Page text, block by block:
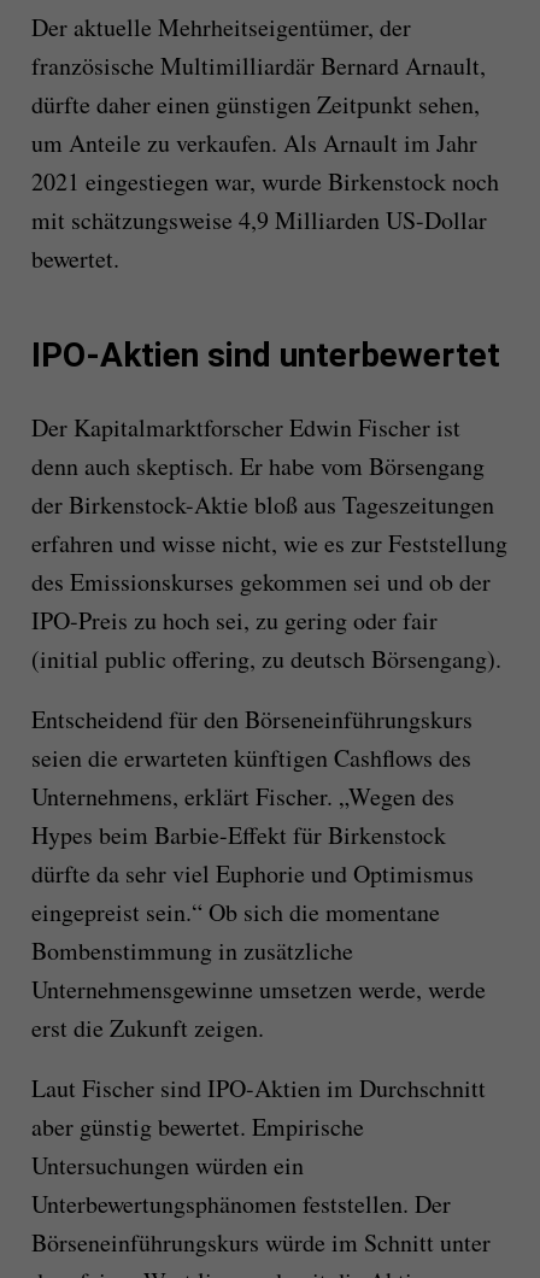
Der aktuelle Mehrheitseigentümer, der
französische Multimilliardär Bernard Arnault,
dürfte daher einen günstigen Zeitpunkt sehen,
um Anteile zu verkaufen. Als Arnault im Jahr
2021 eingestiegen war, wurde Birkenstock noch
mit schätzungsweise 4,9 Milliarden US-Dollar
bewertet.
IPO-Aktien sind unterbewertet
Der Kapitalmarktforscher Edwin Fischer ist
denn auch skeptisch. Er habe vom Börsengang
der Birkenstock-Aktie bloß aus Tageszeitungen
erfahren und wisse nicht, wie es zur Feststellung
des Emissionskurses gekommen sei und ob der
IPO-Preis zu hoch sei, zu gering oder fair
(initial public offering, zu deutsch Börsengang).
Entscheidend für den Börseneinführungskurs
seien die erwarteten künftigen Cashflows des
Unternehmens, erklärt Fischer. „Wegen des
Hypes beim Barbie-Effekt für Birkenstock
dürfte da sehr viel Euphorie und Optimismus
eingepreist sein.“ Ob sich die momentane
Bombenstimmung in zusätzliche
Unternehmensgewinne umsetzen werde, werde
erst die Zukunft zeigen.
Laut Fischer sind IPO-Aktien im Durchschnitt
aber günstig bewertet. Empirische
Untersuchungen würden ein
Unterbewertungsphänomen feststellen. Der
Börseneinführungskurs würde im Schnitt unter